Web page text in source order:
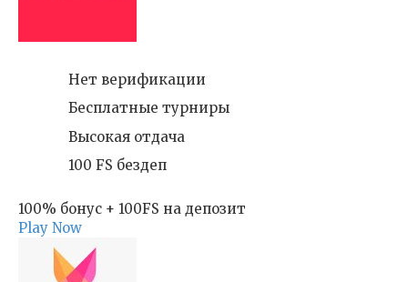
Нет верификации
Бесплатные турниры
Высокая отдача
100 FS бездеп
100% бонус + 100FS на депозит
Play Now